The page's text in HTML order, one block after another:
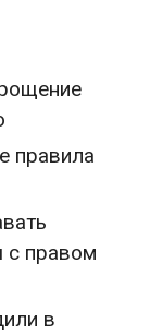
правила
с правом
в